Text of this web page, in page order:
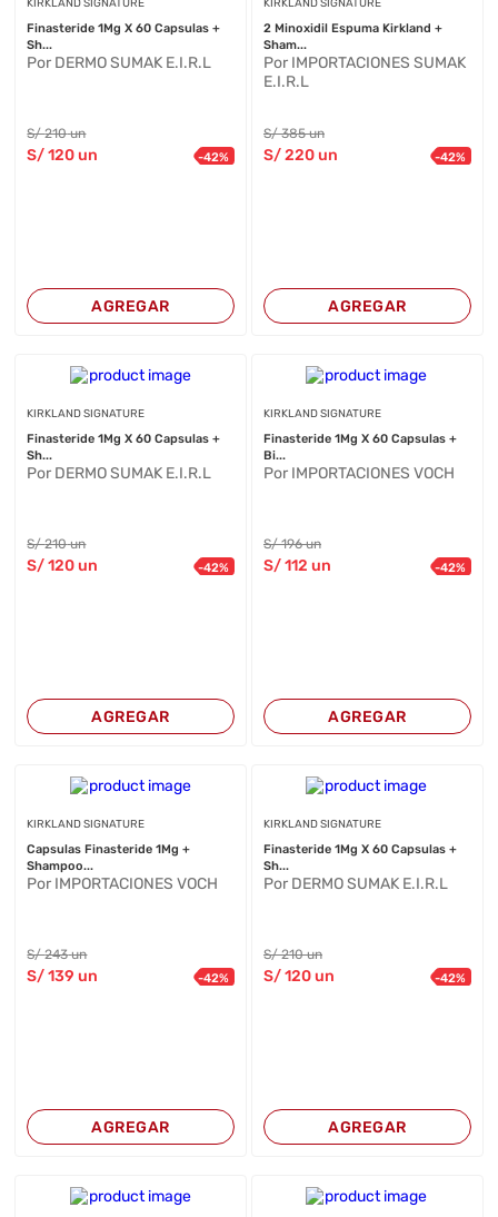
KIRKLAND SIGNATURE
Finasteride 1Mg X 60 Capsulas +
Sh...
Por DERMO SUMAK E.I.R.L
S/210 un
S/120 un -42%
AGREGAR
KIRKLAND SIGNATURE
2 Minoxidil Espuma Kirkland +
Sham...
Por IMPORTACIONES SUMAK
E.I.R.L
S/385 un
S/220un -42%
AGREGAR
KIRKLAND SIGNATURE
Finasteride 1Mg X 60 Capsulas +
Sh...
Por DERMO SUMAK E.I.R.L
S/210 un
S/120 un -42%
AGREGAR
KIRKLAND SIGNATURE
Finasteride 1Mg X 60 Capsulas +
Bi...
Por IMPORTACIONES VOCH
S/196 un
S/112 un -42%
AGREGAR
KIRKLAND SIGNATURE
Capsulas Finasteride 1Mg +
Shampoo...
Por IMPORTACIONES VOCH
S/243 un
S/139 un -42%
AGREGAR
KIRKLAND SIGNATURE
Finasteride 1Mg X 60 Capsulas +
Sh...
Por DERMO SUMAK E.I.R.L
S/210 un
S/120un -42%
AGREGAR